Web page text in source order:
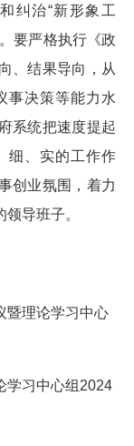
纠治“新形象工
要严格执行《政
、结果导向，从
事决策等能力水
系统把速度提起
细、实的工作作
创业氛围，着力
导班子。
暨理论学习中心
学习中心组2024